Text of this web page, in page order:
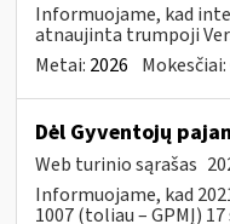
Informuojame, kad
atnaujinta trumpoji
Metai: 2026 Mokesčiai:
Dėl Gyventojų
Web turinio sąrašas
Informuojame, kad
1007 (toliau – GPMĮ)